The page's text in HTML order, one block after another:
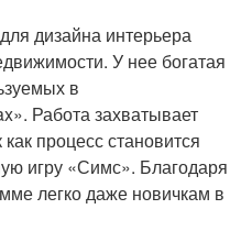
дизайна интерьера
У нее богатая
в
Работа захватывает
процесс становится
игру «Симс». Благодаря
легко даже новичкам в